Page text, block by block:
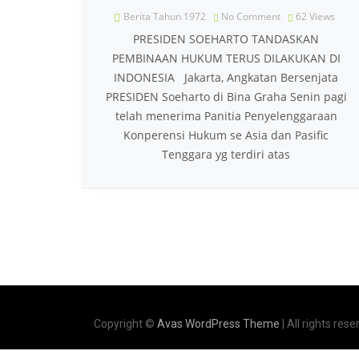
Berita Tahun 1972 No Comment 62 Views
PRESIDEN SOEHARTO TANDASKAN
PEMBINAAN HUKUM TERUS DILAKUKAN DI
INDONESIA Jakarta, Angkatan Bersenjata
PRESIDEN Soeharto di Bina Graha Senin pagi
telah menerima Panitia Penyelenggaraan
Konperensi Hukum se Asia dan Pasific
Tenggara yg terdiri atas
Copyright © Avas WordPress Theme | All rights